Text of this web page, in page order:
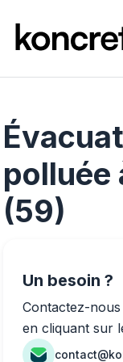
polluée
(59)
Un besoin ?
Contactez-
en cliquant sur